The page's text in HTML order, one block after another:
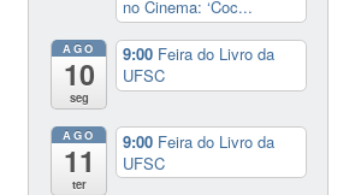
no Cinema: ‘Coc...
AGO
10
seg
9:00 Feira do Livro da
UFSC
AGO
11
ter
9:00 Feira do Livro da
UFSC